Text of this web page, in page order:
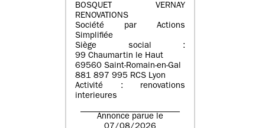
BOSQUET VERNAY
RENOVATIONS
Société par Actions
Simplifiée
Siège social :
99 Chaumartin le Haut
69560 Saint-Romain-en-Gal
881 897 995 RCS Lyon
Activité : renovations
interieures
Annonce parue le